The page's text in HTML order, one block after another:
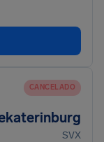
CANCELADO
SVX